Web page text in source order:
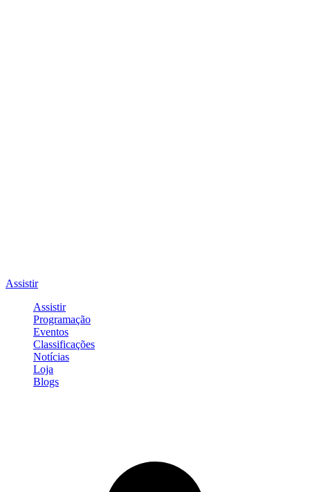
Assistir
Assistir
Programação
Eventos
Classificações
Notícias
Loja
Blogs